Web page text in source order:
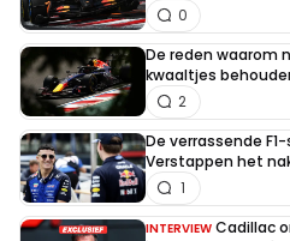
0
De reden waarom
kwaaltjes
2
De verrassende
Verstappen het
1
INTERVIEW Cadillac